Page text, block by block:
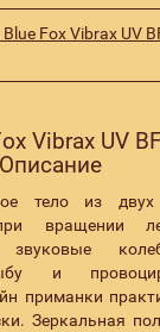
Fox Vibrax UV
Vibrax UV
тело из
вращении
звуковые
и
приманки
Зеркальная